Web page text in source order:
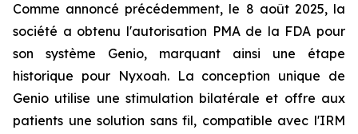
Comme annoncé précédemment, le 8 août 2025, la
société a obtenu l'autorisation PMA de la FDA pour
son système Genio, marquant ainsi une étape
historique pour Nyxoah. La conception unique de
Genio utilise une stimulation bilatérale et offre aux
patients une solution sans fil, compatible avec l'IRM